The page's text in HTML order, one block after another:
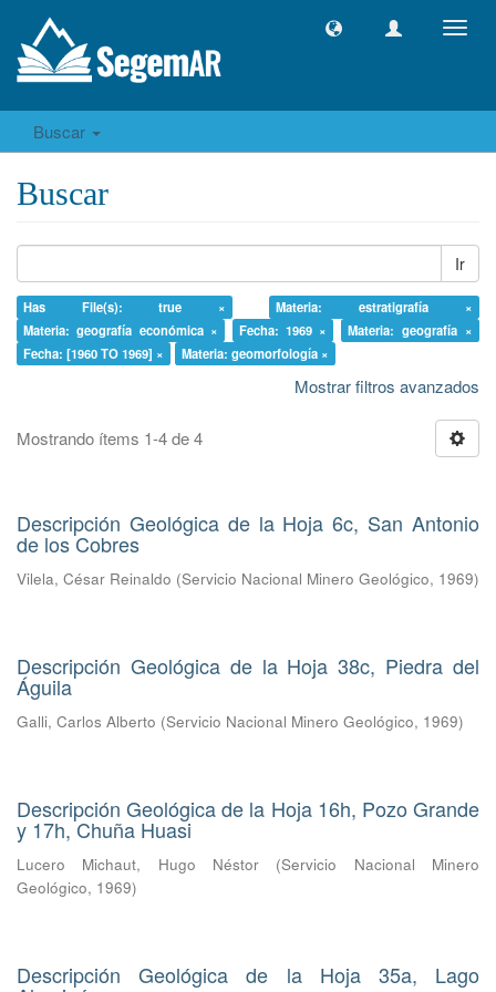
Buscar
Buscar
Ir
Has File(s): true ×
Materia: estratigrafía ×
Materia: geografía económica ×
Fecha: 1969 ×
Materia: geografía ×
Fecha: [1960 TO 1969] ×
Materia: geomorfología ×
Mostrar filtros avanzados
Mostrando ítems 1-4 de 4
Descripción Geológica de la Hoja 6c, San Antonio
de los Cobres
Vilela, César Reinaldo (Servicio Nacional Minero Geológico, 1969)
Descripción Geológica de la Hoja 38c, Piedra del
Águila
Galli, Carlos Alberto (Servicio Nacional Minero Geológico, 1969)
Descripción Geológica de la Hoja 16h, Pozo Grande
y 17h, Chuña Huasi
Lucero Michaut, Hugo Néstor (Servicio Nacional Minero
Geológico, 1969)
Descripción Geológica de la Hoja 35a, Lago